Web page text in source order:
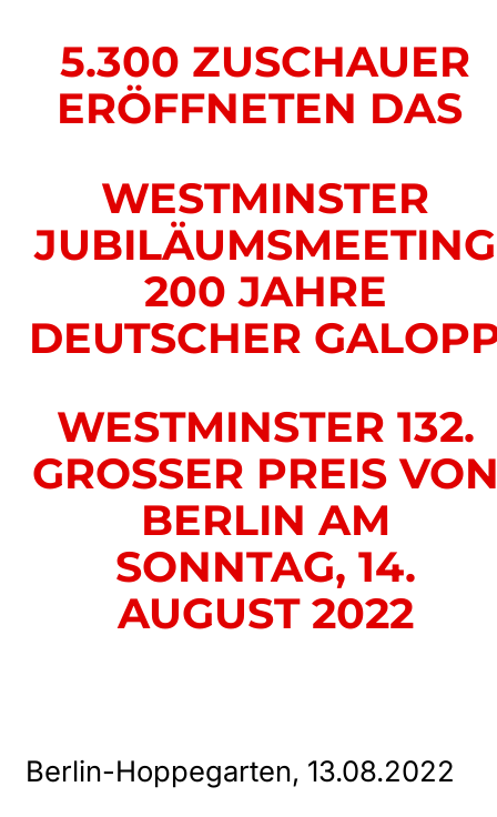
5.300 ZUSCHAUER
ERÖFFNETEN DAS
WESTMINSTER
JUBILÄUMSMEETING
200 JAHRE
DEUTSCHER
WESTMINSTER 132.
GROSSER PREIS VON
ERLIN AM S
ONNTAG, 14. A
UGUST 2022
Berlin-Hoppegarten, 13.08.2022